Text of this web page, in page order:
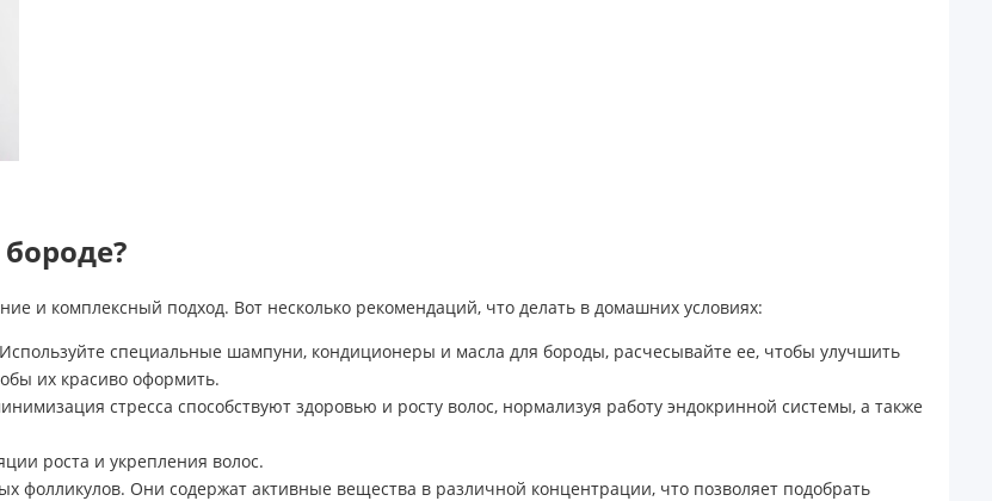
и комплексный подход. Вот несколько рекомендаций, что делать в домашних условиях:
специальные шампуни, кондиционеры и масла для бороды, расчесывайте ее, чтобы улучшить
их красиво оформить.
стресса способствуют здоровью и росту волос, нормализуя работу эндокринной системы, а также
роста и укрепления волос.
фолликулов. Они содержат активные вещества в различной концентрации, что позволяет подобрать